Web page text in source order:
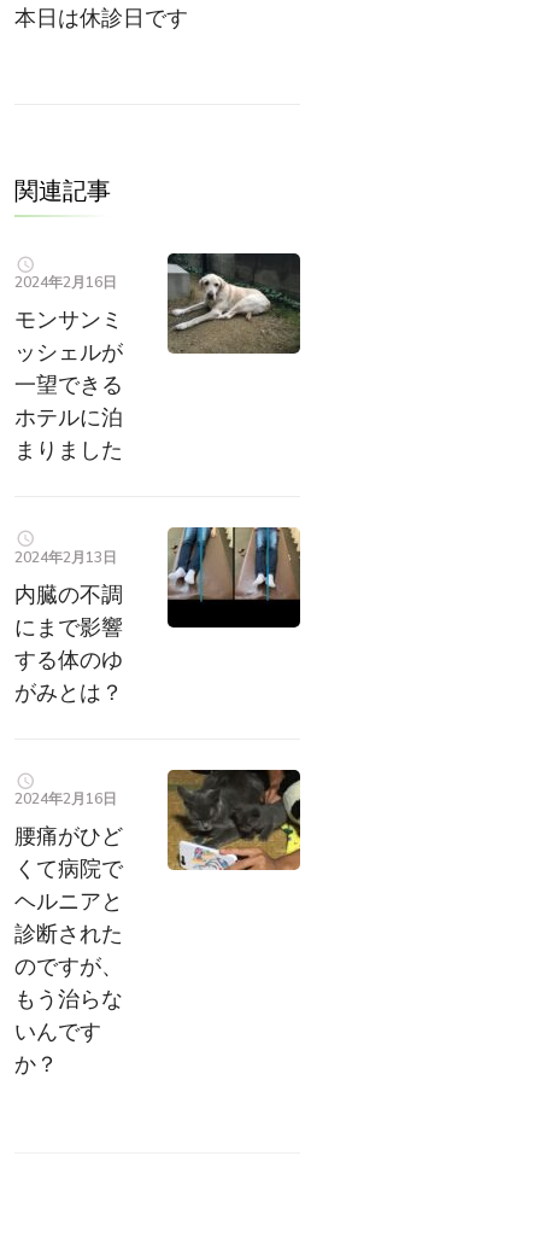
本日は休診日です
関連記事
2024年2月16日
モンサンミ
ッシェルが
一望できる
ホテルに泊
まりました
2024年2月13日
内臓の不調
にまで影響
する体のゆ
がみとは？
2024年2月16日
腰痛がひど
くて病院で
ヘルニアと
診断された
のですが、
もう治らな
いんです
か？